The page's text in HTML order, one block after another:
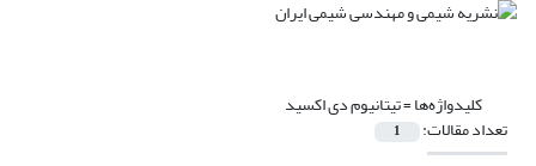
کلیدواژه‌ها =تیتانیوم دی اکسید
تعداد مقالات: 1